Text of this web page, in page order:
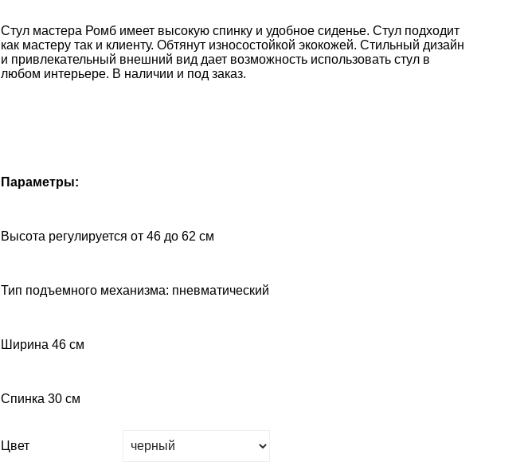
Стул мастера Ромб имеет высокую спинку и удобное сиденье. Стул подходит
как мастеру так и клиенту. Обтянут износостойкой экокожей. Стильный дизайн
и привлекательный внешний вид дает возможность использовать стул в
любом интерьере. В наличии и под заказ.
Параметры:
Высота регулируется от 46 до 62 см
Тип подъемного механизма: пневматический
Ширина 46 см
Спинка 30 см
Цвет